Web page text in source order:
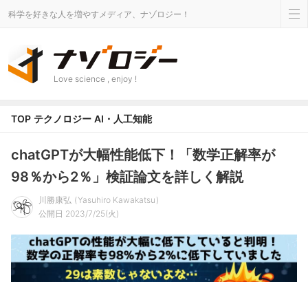
科学を好きな人を増やすメディア、ナゾロジー！
Love science , enjoy !
TOP テクノロジー AI・人工知能
chatGPTが大幅性能低下！「数学正解率が
98％から2％」検証論文を詳しく解説
川勝康弘
Yasuhiro Kawakatsu
公開日 2023/7/25(火)